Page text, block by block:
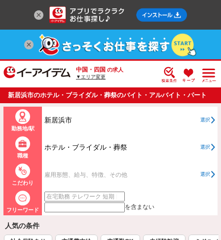
中国・四国 の求人
▼エリア変更
新居浜市のホテル・ブライダル・葬祭のバイト・アルバイト・パート
の求人情報一覧
勤務地/駅
新居浜市 選択
職種
ホテル・ブライダル・葬祭 選択
こだわり
雇用形態、給与、特徴、その他 選択
フリーワード を含まない
人気の条件